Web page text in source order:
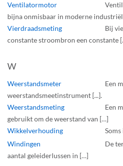
Ventilatormotor
bijna onmisbaar in moderne
Vierdraadsmeting
Bij
constante stroombron een constante
W
Weerstandsmeter
Een
weerstandsmeetinstrument [...].
Weerstandsmeting
Een
gebruikt om de weerstand van […]
Wikkelverhouding
Windingen
De
aantal geleiderlussen in […]